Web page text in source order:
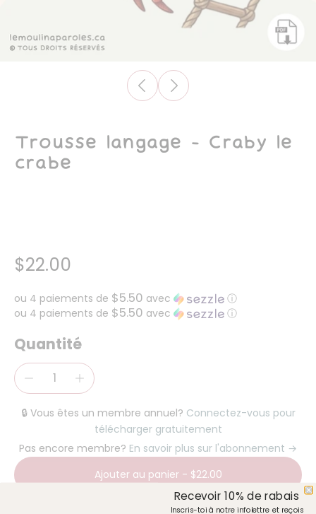
Trousse langage - Craby le
crabe
$22.00
ou 4 paiements de $5.50 avec
ⓘ
ou 4 paiements de $5.50 avec ⓘ
Quantité
🔒 Vous êtes un membre annuel? Connectez-vous pour
télécharger gratuitement
Pas encore membre? En savoir plus sur l'abonnement →
Ajouter au panier - $22.00
Recevoir 10% de rabais
Inscris-toi à notre infolettre et reçois